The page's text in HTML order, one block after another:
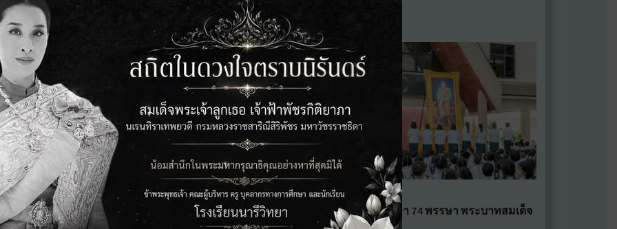
การฝึกซ้อมฟังเสียงสัญญาณเตือนภัย ซ้อมแผนเผชิญ วันเฉลิมพระชนมพรรษา 74 พรรษา พระบาทสมเด็จ